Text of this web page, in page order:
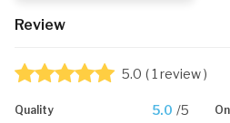
Review
5.0 ( 1 review )
Quality 5.0 /5